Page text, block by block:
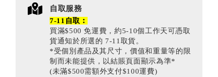
自取服務
7-11自取︰
買滿$500 免運費，約5-10個工作天可憑取
貨通知於所選的 7-11取貨。
*受個別產品及其尺寸，價值和重量等的限
制而未能提供，以結賬頁面顯示為準*
(未滿$500需額外支付$100運費)